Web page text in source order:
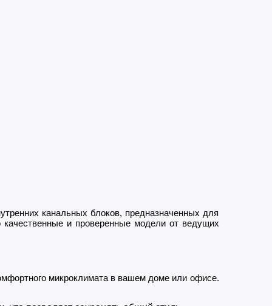
канальных блоков, предназначенных для
и проверенные модели от ведущих
микроклимата в вашем доме или офисе.